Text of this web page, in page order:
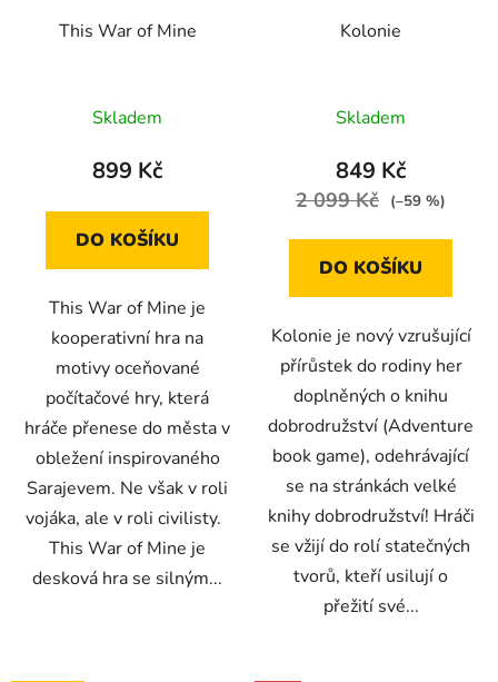
This War of Mine
Skladem
899 Kč
DO KOŠÍKU
This War of Mine je
kooperativní hra na
motivy oceňované
počítačové hry, která
hráče přenese do města v
obležení inspirovaného
Sarajevem. Ne však v roli
vojáka, ale v roli civilisty.
This War of Mine je
desková hra se silným...
Kolonie
Skladem
849 Kč
2 099 Kč (–59 %)
DO KOŠÍKU
Kolonie je nový vzrušující
přírůstek do rodiny her
doplněných o knihu
dobrodružství (Adventure
book game), odehrávající
se na stránkách velké
knihy dobrodružství! Hráči
se vžijí do rolí statečných
tvorů, kteří usilují o
přežití své...